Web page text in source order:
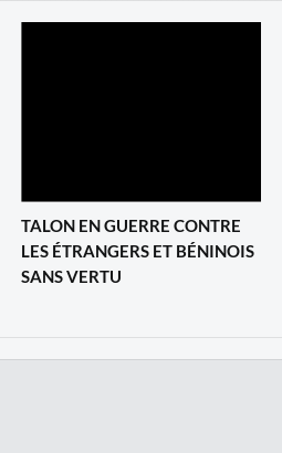
TALON EN GUERRE CONTRE
LES ÉTRANGERS ET BÉNINOIS
SANS VERTU